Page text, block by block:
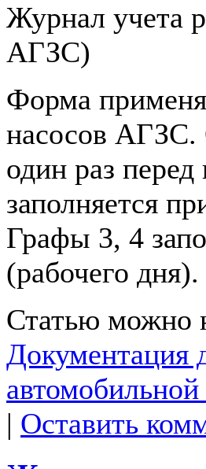
Журнал учета
АГЗС)
Форма
насосов АГЗС.
один раз
заполняется
Графы 3, 4
(рабочего дня).
Статью можно
Документация
автомобильной
| Оставить